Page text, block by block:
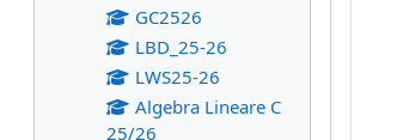
GC2526
LBD_25-26
LWS25-26
Algebra Lineare C
25/26